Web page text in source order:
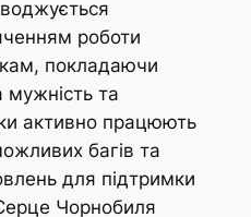
роботи
покладаючи
мужність та
активно працюють
багів та
для підтримки
Чорнобиля